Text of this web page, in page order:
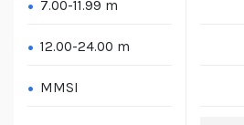
7.00-11.99 m
. 12.00-24.00 m
. MMSI